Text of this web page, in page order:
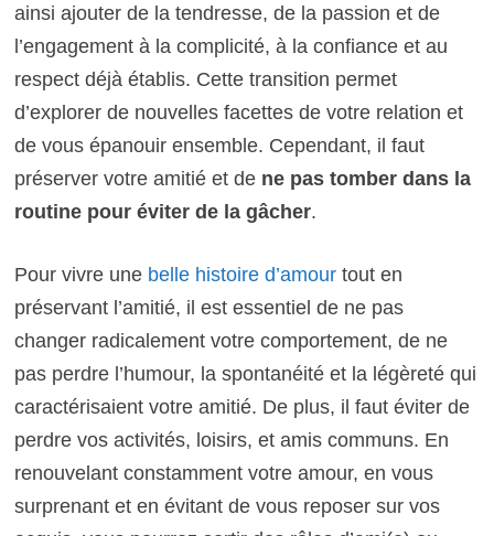
ainsi ajouter de la tendresse, de la passion et de
l’engagement à la complicité, à la confiance et au
respect déjà établis. Cette transition permet
d’explorer de nouvelles facettes de votre relation et
de vous épanouir ensemble. Cependant, il faut
préserver votre amitié et de ne pas tomber dans la
routine pour éviter de la gâcher.
Pour vivre une belle histoire d’amourtout en
préservant l’amitié, il est essentiel de ne pas
changer radicalement votre comportement, de ne
pas perdre l’humour, la spontanéité et la légèreté qui
caractérisaient votre amitié. De plus, il faut éviter de
perdre vos activités, loisirs, et amis communs. En
renouvelant constamment votre amour, en vous
surprenant et en évitant de vous reposer sur vos